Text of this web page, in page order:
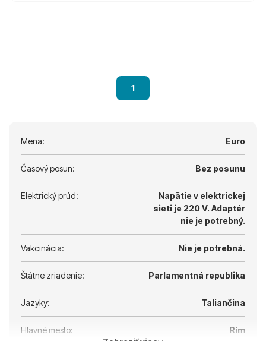
1
Mena: Euro
Časový posun: Bez posunu
Elektrický prúd:
Napätie v elektrickej
sieti je 220 V. Adaptér
nie je potrebný.
Vakcinácia: Nie je potrebná.
Štátne zriadenie: Parlamentná republika
Jazyky: Taliančina
Hlavné mesto:
Rím